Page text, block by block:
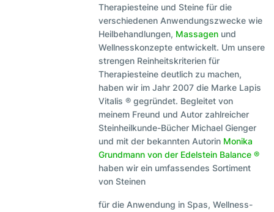
Therapiesteine und Steine für die
verschiedenen Anwendungszwecke wie
Heilbehandlungen, Massagen und
Wellnesskonzepte entwickelt. Um unsere
strengen Reinheitskriterien für
Therapiesteine deutlich zu machen,
haben wir im Jahr 2007 die Marke Lapis
Vitalis ® gegründet. Begleitet von
meinem Freund und Autor zahlreicher
Steinheilkunde-Bücher Michael Gienger
und mit der bekannten Autorin Monika
Grundmann von der Edelstein Balance ®
haben wir ein umfassendes Sortiment
von Steinen
für die Anwendung in Spas, Wellness-